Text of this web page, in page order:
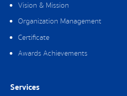
Vision & Mission
Organization Management
Certificate
Awards Achievements
Services